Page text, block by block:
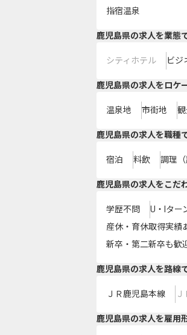
指宿温泉
鹿児島県の求人を業態
シティホテル ビジ
鹿児島県の求人をロケ
温泉地 市街地
鹿児島県の求人を職種
宿泊 料飲 調理（
鹿児島県の求人をこだ
学歴不問 U・Iター
産休・育休取得実績
新卒・第二新卒も歓
鹿児島県の求人を路線
ＪＲ鹿児島本線
鹿児島県の求人を雇用